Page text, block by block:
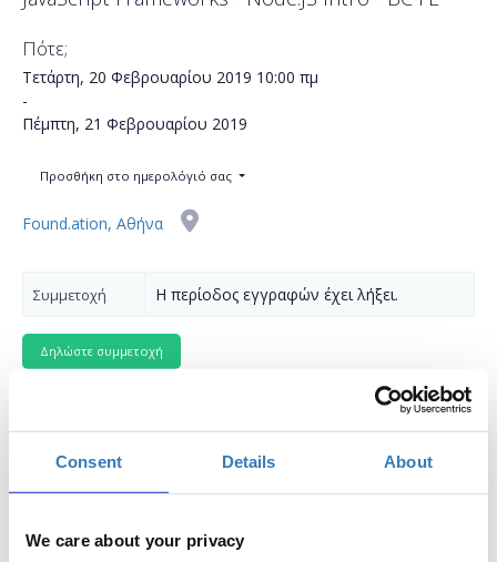
Consent Details About
We care about your privacy
Πότε;
Τετάρτη, 20 Φεβρουαρίου 2019 10:00 πμ
-
Πέμπτη, 21 Φεβρουαρίου 2019
Προσθήκη στο ημερολόγιό σας
Found.ation, Αθήνα
Συμμετοχή Η περίοδος εγγραφών έχει λήξει.
Το σεμινάριο θα έχει δύο
Προαπαιτούμενα: Παρακολούθηση των